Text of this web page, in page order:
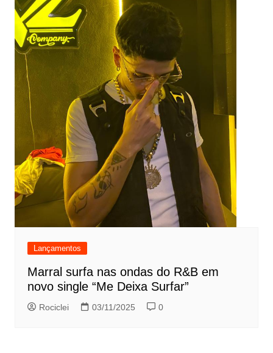
Lançamentos
Marral surfa nas ondas do R&B em
novo single “Me Deixa Surfar”
Rociclei 03/11/2025 0